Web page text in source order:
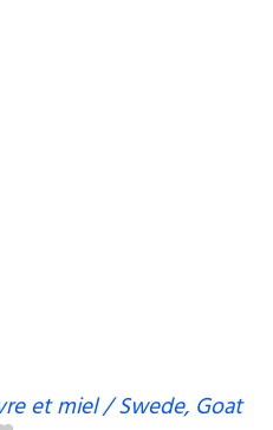
et miel / Swede, Goat